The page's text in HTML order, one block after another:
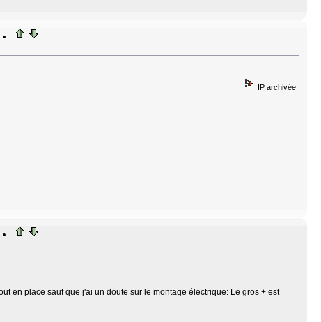
IP archivée
en place sauf que j'ai un doute sur le montage électrique: Le gros + est